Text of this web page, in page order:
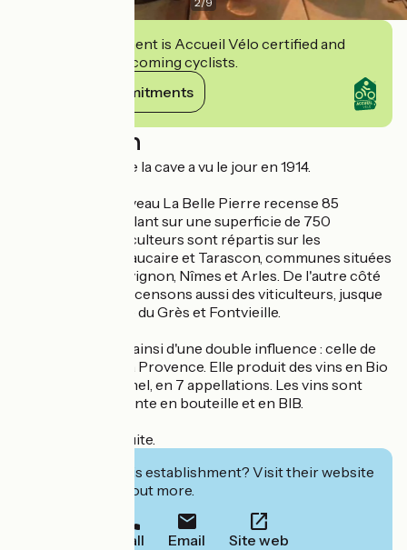
This establishment is Accueil Vélo certified and
commits to welcoming cyclists.
View its commitments
Description
Le premier chai de la cave a vu le jour en 1914.
Aujourd'hui, le caveau La Belle Pierre recense 85
viticulteurs travaillant sur une superficie de 750
hectares. Ces viticulteurs sont répartis sur les
communes de Beaucaire et Tarascon, communes situées
dans le triangle Avignon, Nîmes et Arles. De l'autre côté
du Rhône, nous recensons aussi des viticulteurs, jusque
vers Saint Etienne du Grès et Fontvieille.
La cave bénéficie ainsi d'une double influence : celle de
l'Occitanie et de la Provence. Elle produit des vins en Bio
et en conventionnel, en 7 appellations. Les vins sont
disponibles à la vente en bouteille et en BIB.
Dégustation gratuite.
Interested in this establishment? Visit their website
to book or find out more.
Call Email Site web